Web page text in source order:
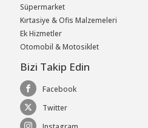
Süpermarket
Kırtasiye & Ofis Malzemeleri
Ek Hizmetler
Otomobil & Motosiklet
Bizi Takip Edin
Facebook
Twitter